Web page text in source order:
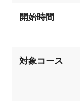
開始時間
対象コース